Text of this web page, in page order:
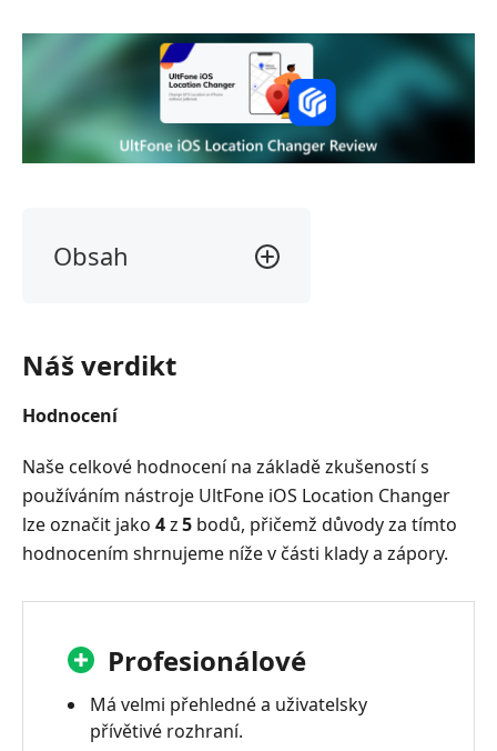
Obsah
je
iOS
Changer
Část
2.
Recenze
Location
Changer
Část
Náš verdikt
Hodnocení
Naše celkové hodnocení na základě zkušeností s
používáním nástroje UltFone iOS Location Changer
lze označit jako 4z5 bodů, přičemž důvody za tímto
hodnocením shrnujeme níže v části klady a zápory.
Profesionálové
Má velmi přehledné a uživatelsky
přívětivé rozhraní.